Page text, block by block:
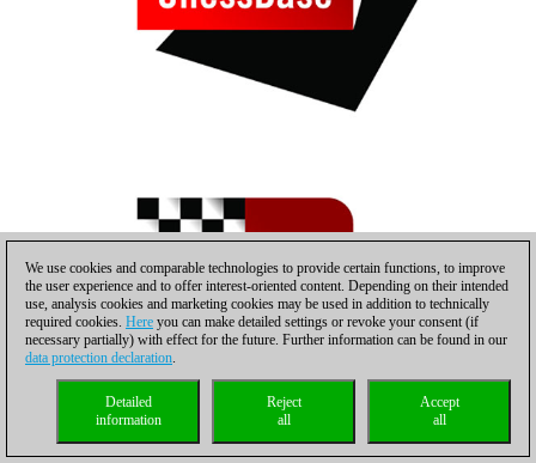
We use cookies and comparable technologies to provide certain functions, to improve
the user experience and to offer interest-oriented content. Depending on their intended
use, analysis cookies and marketing cookies may be used in addition to technically
required cookies. Here you can make detailed settings or revoke your consent (if
necessary partially) with effect for the future. Further information can be found in our
data protection declaration.
Accept
all
Reject
all
Detailed
information